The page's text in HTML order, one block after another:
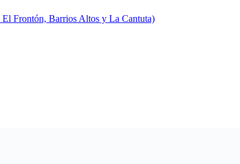
El Frontón, Barrios Altos y La Cantuta)